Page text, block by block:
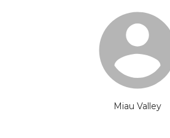
Miau Valley